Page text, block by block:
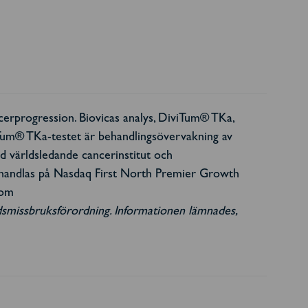
Biovicas analys, DiviTum® TKa,
TKa-testet är behandlingsövervakning av
världsledande cancerinstitut och
på Nasdaq First North Premier Growth
Informationen lämnades,